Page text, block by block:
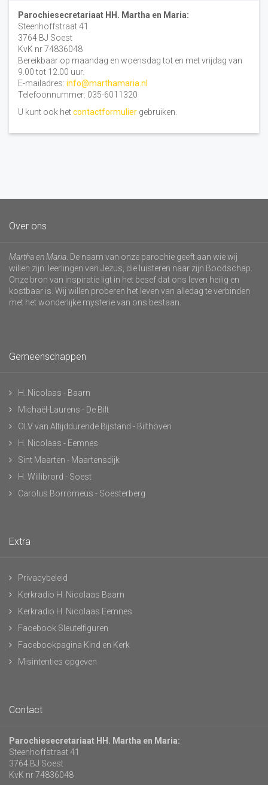
Parochiesecretariaat HH. Martha en Maria:
Steenhoffstraat 41
3764 BJ Soest
KvK nr 74836048
Bereikbaar op maandag en woensdag tot en met vrijdag van
9.00 tot 12.00 uur.
E-mailadres: info@marthamaria.nl
Telefoonnummer: 035-6011320
U kunt ook hetcontactformulier gebruiken.
Over ons
Martha en Maria . De naam van onze parochie geeft aan wie wij
willen zijn: leerlingen van Jezus, die luisteren naar zijn Boodschap.
Onze bron van inspiratie ligt in het besef dat ons leven heilig en
kostbaar is. Wij willen proberen het leven van alledag te verbinden
met het wonderlijke mysterie van ons bestaan.
Gemeenschappen
H. Nicolaas - Baarn
Michaël-Laurens - De Bilt
OLV van Altijddurende Bijstand - Bilthoven
H. Nicolaas - Eemnes
Sint Maarten - Maartensdijk
H. Willibrord - Soest
Carolus Borromeüs - Soesterberg
Extra
Privacybeleid
Kerkradio H. Nicolaas Baarn
Kerkradio H. Nicolaas Eemnes
Facebook Sleutelfiguren
Facebookpagina Kind en Kerk
Misintenties opgeven
Contact
Parochiesecretariaat HH. Martha en Maria:
Steenhoffstraat 41
3764 BJ Soest
KvK nr 74836048